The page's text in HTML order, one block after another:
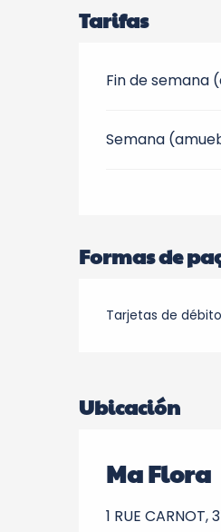
Tarifas
Fin de semana
Semana
Formas de
Tarjetas de débito
Ubicación
Ma Flora
1 RUE